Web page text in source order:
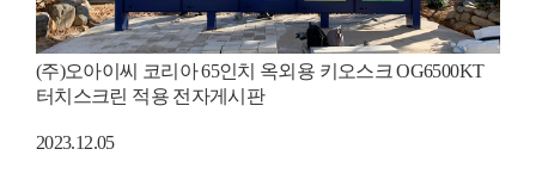
(주)오아이씨 코리아 65인치 옥외용 키오스크 OG6500KT
터치스크린 적용 전자게시판
2023.12.05